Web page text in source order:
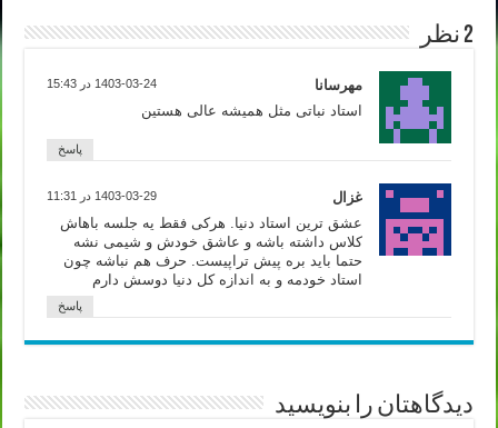
2 نظر
مهرسانا 1403-03-24 در 15:43
استاد نباتی مثل همیشه عالی هستین
پاسخ
غزال 1403-03-29 در 11:31
عشق ترین استاد دنیا. هرکی فقط یه جلسه باهاش
کلاس داشته باشه و عاشق خودش و شیمی نشه
حتما باید بره پیش تراپیست. حرف هم نباشه چون
استاد خودمه و به اندازه کل دنیا دوسش دارم
پاسخ
دیدگاهتان را بنویسید